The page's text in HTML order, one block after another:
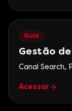
Guia
Gestão
Canal Search,
Acessar